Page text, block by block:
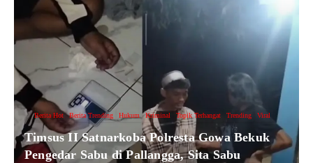
Berita Hot Berita Trending Hukum Kriminal Topik Terhangat Trending Viral
Timsus II Satnarkoba Polresta Gowa Bekuk
Pengedar Sabu di Pallangga, Sita Sabu